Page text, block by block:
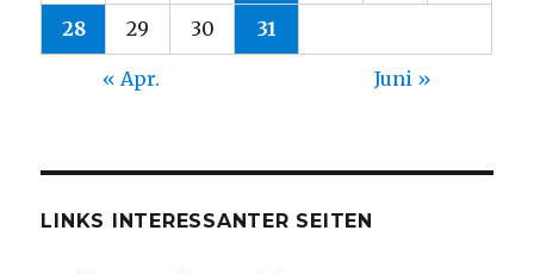
28 29 30 31
« Apr. Juni »
LINKS INTERESSANTER SEITEN